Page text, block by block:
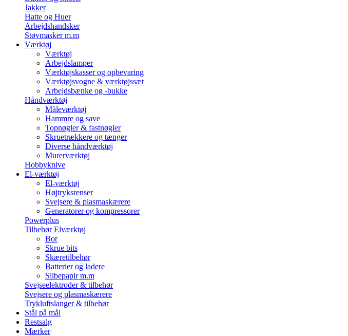
Jakker
Hatte og Huer
Arbejdshandsker
Støvmasker m.m
Værktøj
Værktøj
Arbejdslamper
Værktøjskasser og opbevaring
Værktøjsvogne & værktøjssæt
Arbejdsbænke og -bukke
Håndværktøj
Måleværktøj
Hammre og save
Topnøgler & fastnøgler
Skruetrækkere og tænger
Diverse håndværktøj
Murerværktøj
Hobbyknive
El-værktøj
El-værktøj
Højtryksrenser
Svejsere & plasmaskærere
Generatorer og kompressorer
Powerplus
Tilbehør Elværktøj
Bor
Skrue bits
Skæretilbehør
Batterier og ladere
Slibepapir m.m
Svejseelektroder & tilbehør
Svejsere og plasmaskærere
Trykluftslanger & tilbehør
Stål på mål
Restsalg
Mærker